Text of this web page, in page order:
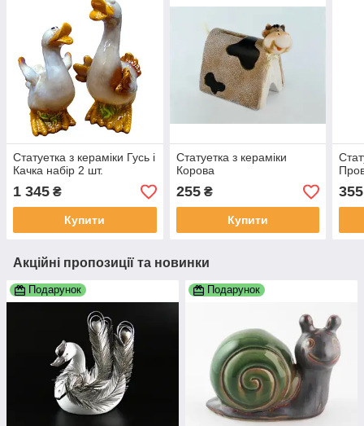
Статуетка з кераміки Гусь і
Качка набір 2 шт.
1 345 ₴
Купити
Статуетка з кераміки
Корова
255₴
Купити
355
Акційні пропозиції та новинки
Подарунок Подарунок